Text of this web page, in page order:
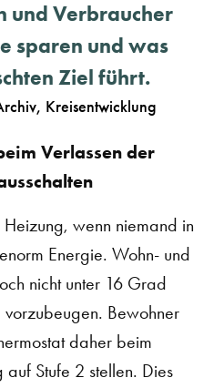
und Verbraucher
sparen und was
Ziel führt.
, Kreisentwicklung
Verlassen der
wenn niemand in
Energie. Wohn- und
nicht unter 16 Grad
Bewohner
daher beim
Stufe 2 stellen. Dies